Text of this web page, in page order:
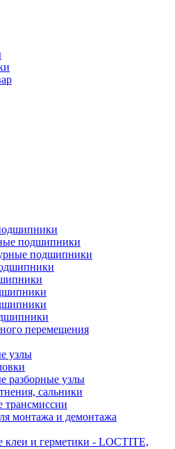
подшипники
подшипники
перемещения
узлы
разборные узлы
сальники
монтажа и демонтажа
и герметики - LOCTITE,